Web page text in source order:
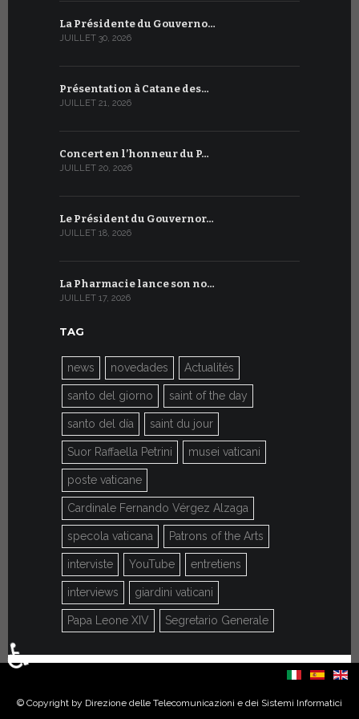
La Présidente du Gouverno…
JUILLET 30, 2026
Présentation à Catane des…
JUILLET 21, 2026
Concert en l’honneur du P…
JUILLET 20, 2026
Le Président du Gouvernor…
JUILLET 18, 2026
La Pharmacie lance son no…
JUILLET 17, 2026
TAG
news novedades Actualités
santo del giorno saint of the day
santo del día saint du jour
Suor Raffaella Petrini musei vaticani
poste vaticane
Cardinale Fernando Vérgez Alzaga
specola vaticana Patrons of the Arts
interviste YouTube entretiens
interviews giardini vaticani
Papa Leone XIV Segretario Generale
Sélectionnez votre langue
© Copyright by Direzione delle Telecomunicazioni e dei Sistemi Informatici